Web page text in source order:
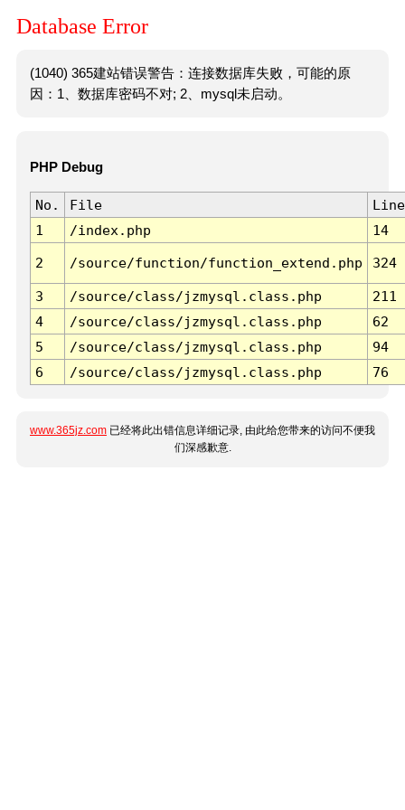
Database Error
(1040) 365建站错误警告：连接数据库失败，可能的原
因：1、数据库密码不对; 2、mysql未启动。
PHP Debug
No. File
Line
1
/index.php 14
2 /source/function/function_extend.php 324
3 /source/class/jzmysql.class.php
211
4
/source/class/jzmysql.class.php
62
5
/source/class/jzmysql.class.php
94
6
/source/class/jzmysql.class.php 76
www.365jz.com 已经将此出错信息详细记录, 由此给您带来的访问不便我
们深感歉意.